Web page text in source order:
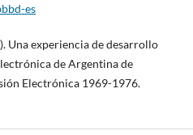
es
Una experiencia de desarrollo
de Argentina de
Electrónica 1969-1976.